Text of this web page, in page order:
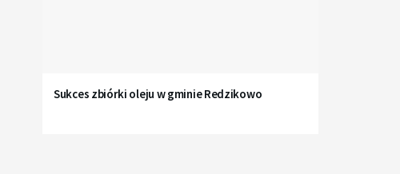
Sukces zbiórki oleju w gminie Redzikowo